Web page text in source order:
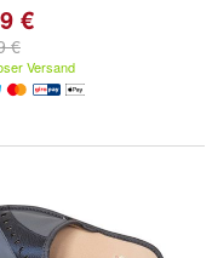
€
€
Versand